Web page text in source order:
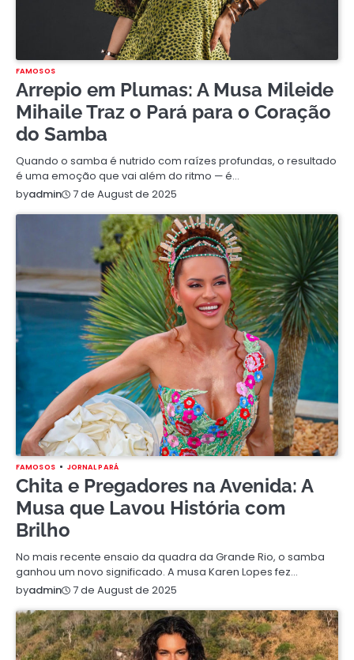
FAMOSOS
Arrepio em Plumas: A Musa Mileide
Mihaile Traz o Pará para o Coração
do Samba
Quando o samba é nutrido com raízes profundas, o resultado
é uma emoção que vai além do ritmo — é…
byadmin 7 de August de 2025
FAMOSOS JORNAL PARÁ
Chita e Pregadores na Avenida: A
Musa que Lavou História com
Brilho
No mais recente ensaio da quadra da Grande Rio, o samba
ganhou um novo significado. A musa Karen Lopes fez…
byadmin 7 de August de 2025